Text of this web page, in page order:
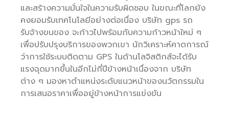
และสร้างความมั่นใจในความรับผิดชอบ ในขณะที่โลกยัง
คงยอมรับเทคโนโลยีอย่างต่อเนื่อง บริษัท gps รถ
รับจ้างขนของ จะก้าวไปพร้อมกับความก้าวหน้าใหม่ ๆ
เพื่อปรับปรุงบริการของพวกเขา นักวิเคราะห์คาดการณ์
ว่าการใช้ระบบติดตาม GPS ในด้านโลจิสติกส์จะได้รับ
แรงฉุดมากขึ้นในอีกไม่กี่ปีข้างหน้าเนื่องจาก บริษัท
ต่าง ๆ มองหาตำแหน่งระดับแนวหน้าของนวัตกรรมใน
การเสนอราคาเพื่ออยู่ข้างหน้าการแข่งขัน